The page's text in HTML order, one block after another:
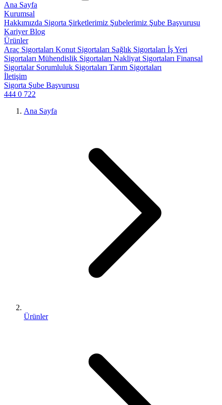
Ana Sayfa
Kurumsal
Hakkımızda Sigorta Şirketlerimiz Şubelerimiz Şube Başvurusu
KariyerBlog
Ürünler
Araç Sigortaları Konut Sigortaları Sağlık Sigortaları İş Yeri
Sigortaları Mühendislik Sigortaları Nakliyat Sigortaları Finansal
Sigortalar Sorumluluk Sigortaları Tarım Sigortaları
İletişim
Sigorta Şube Başvurusu
444 0 722
Ana Sayfa
Ürünler